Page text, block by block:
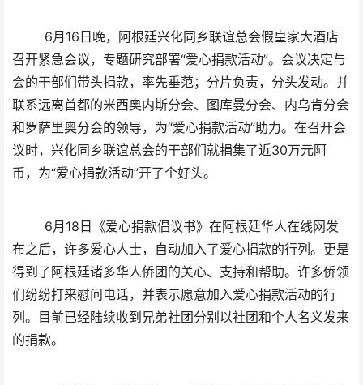
6月16日晚，阿根廷兴化同乡联谊总会假皇家大酒店
召开紧急会议，专题研究部署“爱心捐款活动”。会议决定与
会的干部们带头捐款，率先垂范；分片负责，分头发动。并
联系远离首都的米西奥内斯分会、图库曼分会、内乌肯分会
和罗萨里奥分会的领导，为“爱心捐款活动”助力。在召开会
议时，兴化同乡联谊总会的干部们就捐集了近30万元阿
币，为“爱心捐款活动”开了个好头。
6月18日《爱心捐款倡议书》在阿根廷华人在线网发
布之后，许多爱心人士，自动加入了爱心捐款的行列。更是
得到了阿根廷诸多华人侨团的关心、支持和帮助。许多侨领
们纷纷打来慰问电话，并表示愿意加入爱心捐款活动的行
列。目前已经陆续收到兄弟社团分别以社团和个人名义发来
的捐款。